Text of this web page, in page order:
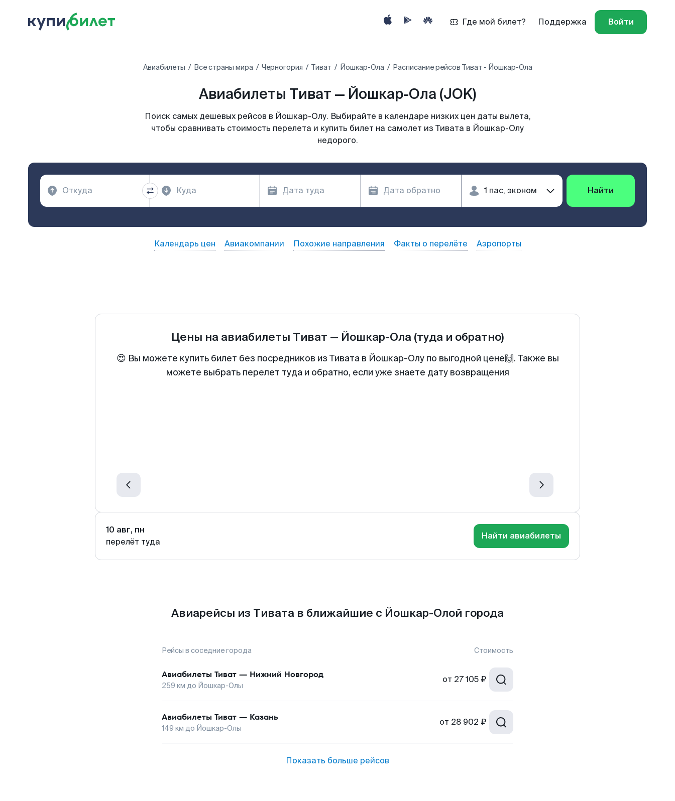
Где мой билет? Поддержка Войти
Авиабилеты Все страны мира Черногория Тиват Йошкар-Ола Расписание рейсов Тиват - Йошкар-Ола
Авиабилеты Тиват — Йошкар-Ола (JOK)
Поиск самых дешевых рейсов в Йошкар-Олу. Выбирайте в календаре низких цен даты вылета,
чтобы сравнивать стоимость перелета и купить билет на самолет из Тивата в Йошкар-Олу
недорого.
Найти
Календарь цен Авиакомпании Похожие направления Факты о перелёте Аэропорты
Цены на авиабилеты Тиват — Йошкар-Ола (туда и обратно)
😍 Вы можете купить билет без посредников из Тивата в Йошкар-Олу по выгодной цене🙌. Также вы
можете выбрать перелет туда и обратно, если уже знаете дату возвращения
10 авг, пн
перелёт туда
Найти авиабилеты
Авиарейсы из Тивата в ближайшие с Йошкар-Олой города
Рейсы в соседние города Стоимость
Авиабилеты Тиват — Нижний Новгород
259 км до Йошкар-Олы
от 27 105 ₽
Авиабилеты Тиват — Казань
149 км до Йошкар-Олы
от 28 902 ₽
Показать больше рейсов